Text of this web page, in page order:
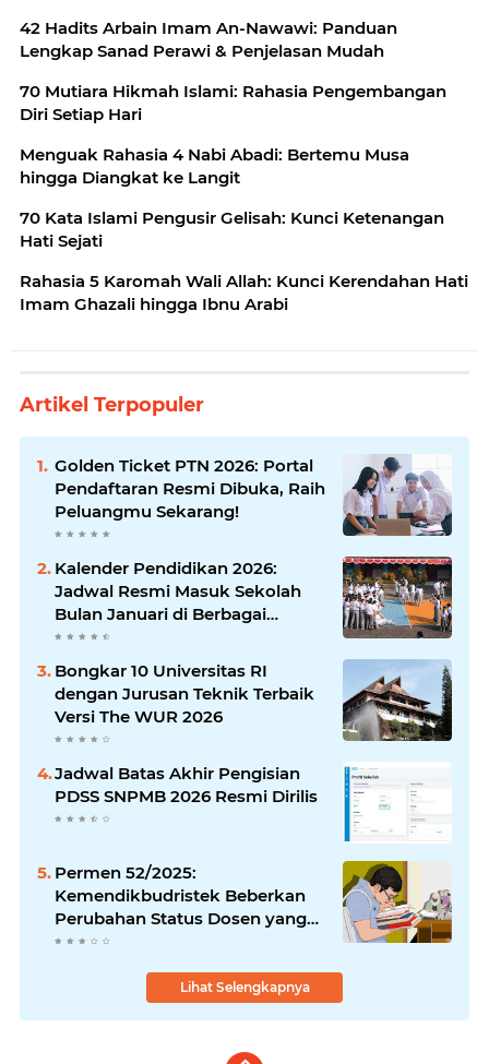
42 Hadits Arbain Imam An-Nawawi: Panduan
Lengkap Sanad Perawi & Penjelasan Mudah
70 Mutiara Hikmah Islami: Rahasia Pengembangan
Diri Setiap Hari
Menguak Rahasia 4 Nabi Abadi: Bertemu Musa
hingga Diangkat ke Langit
70 Kata Islami Pengusir Gelisah: Kunci Ketenangan
Hati Sejati
Rahasia 5 Karomah Wali Allah: Kunci Kerendahan Hati
Imam Ghazali hingga Ibnu Arabi
Artikel Terpopuler
Golden Ticket PTN 2026: Portal
Pendaftaran Resmi Dibuka, Raih
Peluangmu Sekarang!
Kalender Pendidikan 2026:
Jadwal Resmi Masuk Sekolah
Bulan Januari di Berbagai
Daerah
Bongkar 10 Universitas RI
dengan Jurusan Teknik Terbaik
Versi The WUR 2026
Jadwal Batas Akhir Pengisian
PDSS SNPMB 2026 Resmi Dirilis
Permen 52/2025:
Kemendikbudristek Beberkan
Perubahan Status Dosen yang
Krusial
Lihat Selengkapnya